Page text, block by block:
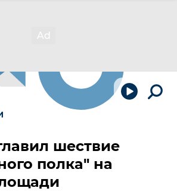
шествие
полка" на